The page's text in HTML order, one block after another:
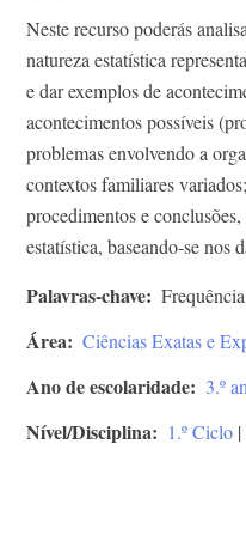
Neste recurso poderás
natureza estatística
e dar exemplos de
acontecimentos possíveis
problemas envolvendo a
contextos familiares
procedimentos e
estatística, baseando-se nos
Palavras-chave
Área Ciências Exatas e
Ano de escolaridade 3.º
Nível/Disciplina 1.º Ciclo |